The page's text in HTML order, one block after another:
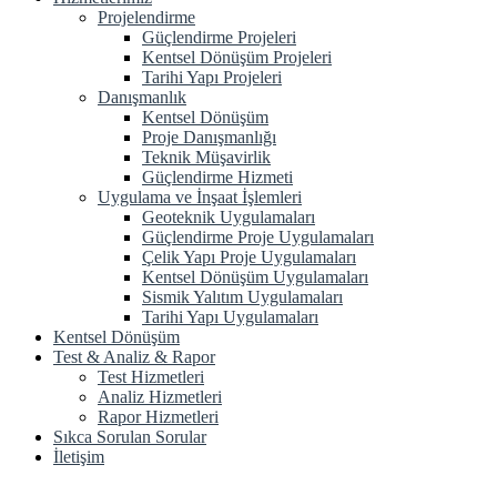
Projelendirme
Güçlendirme Projeleri
Kentsel Dönüşüm Projeleri
Tarihi Yapı Projeleri
Danışmanlık
Kentsel Dönüşüm
Proje Danışmanlığı
Teknik Müşavirlik
Güçlendirme Hizmeti
Uygulama ve İnşaat İşlemleri
Geoteknik Uygulamaları
Güçlendirme Proje Uygulamaları
Çelik Yapı Proje Uygulamaları
Kentsel Dönüşüm Uygulamaları
Sismik Yalıtım Uygulamaları
Tarihi Yapı Uygulamaları
Kentsel Dönüşüm
Test & Analiz & Rapor
Test Hizmetleri
Analiz Hizmetleri
Rapor Hizmetleri
Sıkca Sorulan Sorular
İletişim